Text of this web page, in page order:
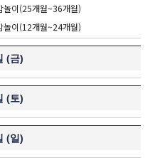
놀이(25개월~36개월)
놀이(12개월~24개월)
(금)
(토)
(일)